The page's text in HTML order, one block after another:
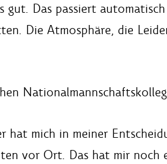
gut. Das passiert
Die Atmosphäre, die
hat mich in meiner
vor Ort. Das hat mir